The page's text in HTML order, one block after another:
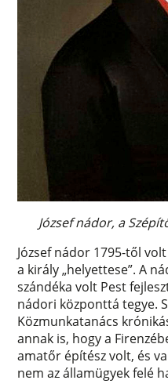
József nádor, a
József nádor 1795-től
a király „helyettese”. A
szándéka volt Pest
nádori központtá tegye.
Közmunkatanács
annak is, hogy a
amatőr építész volt, és
nem az államügyek felé